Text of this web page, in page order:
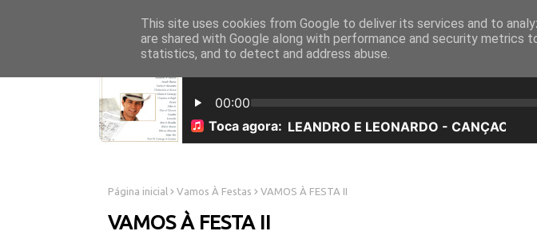
INICÍO SOBRE NÓS EQUIPA PROGRAMAÇÃO
Página inicial Vamos À Festas VAMOS À FESTA II
VAMOS À FESTA II
This site uses cookies from Google to deliver its services and to
are shared with Google along with performance and security metrics
statistics, and to detect and address abuse.